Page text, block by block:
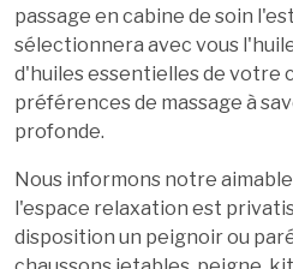
passage en cabine de soin
sélectionnera avec vous
d'huiles essentielles de votre
préférences de massage à
profonde.
Nous informons notre
l'espace relaxation est
disposition un peignoir ou